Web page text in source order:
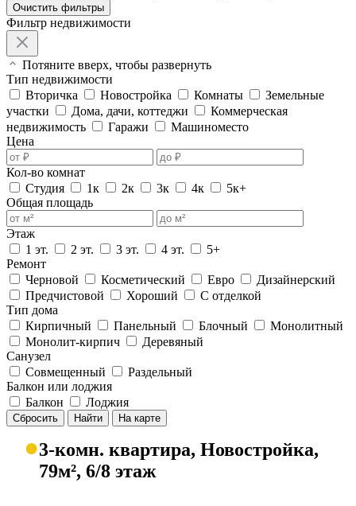
Очистить фильтры
Фильтр недвижимости
Потяните вверх, чтобы развернуть
Тип недвижимости
Вторичка
Новостройка Комнаты
Земельные
участки
Дома, дачи, коттеджи
Коммерческая
недвижимость
Гаражи
Машиноместо
Цена
Кол-во комнат
Студия
1к 2к 3к 4к
5к+
Общая площадь
Этаж
1 эт.
2 эт. 3 эт. 4 эт.
5+
Ремонт
Черновой
Косметический Евро
Дизайнерский
Предчистовой
Хороший
С отделкой
Тип дома
Кирпичный
Панельный Блочный
Монолитный
Монолит-кирпич
Деревяный
Санузел
Совмещенный
Раздельный
Балкон или лоджия
Балкон
Лоджия
Сбросить Найти На карте
●3-комн. квартира, Новостройка,
79м², 6/8 этаж